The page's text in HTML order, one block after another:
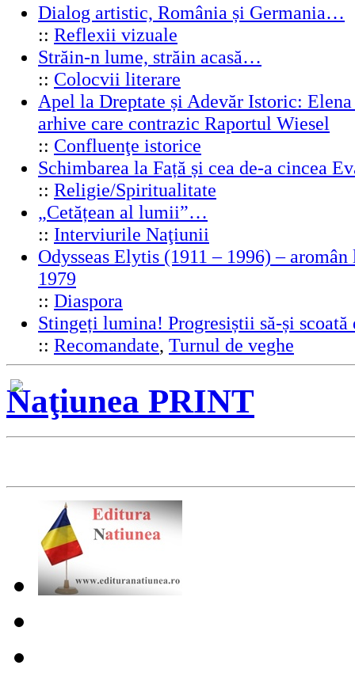
Dialog artistic, România și Germania…
:: Reflexii vizuale
Străin-n lume, străin acasă…
:: Colocvii literare
Apel la Dreptate și Adevăr Istoric:
arhive care contrazic Raportul Wiesel
:: Confluenţe istorice
Schimbarea la Față și cea de-a cincea
:: Religie/Spiritualitate
„Cetățean al lumii”…
:: Interviurile Naţiunii
Odysseas Elytis (1911 – 1996) –
1979
:: Diaspora
Stingeți lumina! Progresiștii să-și scoată
:: Recomandate, Turnul de veghe
Naţiunea PRINT